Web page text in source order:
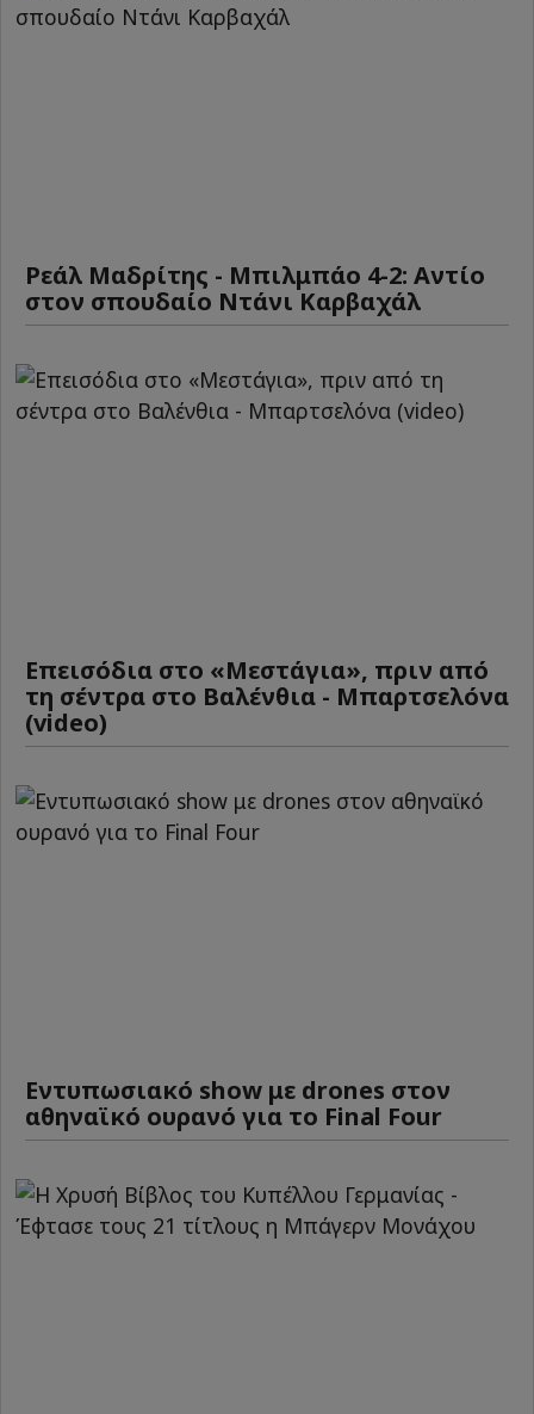
Ρεάλ Μαδρίτης - Μπιλμπάο 4-2: Αντίο
στον σπουδαίο Ντάνι Καρβαχάλ
Επεισόδια στο «Μεστάγια», πριν από
τη σέντρα στο Βαλένθια - Μπαρτσελόνα
(video)
Εντυπωσιακό show με drones στον
αθηναϊκό ουρανό για το Final Four